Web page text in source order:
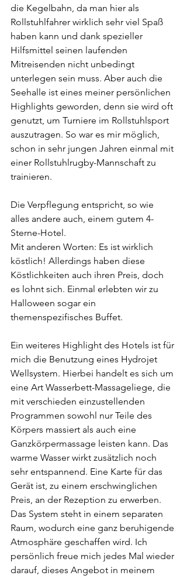
die Kegelbahn, da man hier als
Rollstuhlfahrer wirklich sehr viel Spaß
haben kann und dank spezieller
Hilfsmittel seinen laufenden
Mitreisenden nicht unbedingt
unterlegen sein muss. Aber auch die
Seehalle ist eines meiner persönlichen
Highlights geworden, denn sie wird oft
genutzt, um Turniere im Rollstuhlsport
auszutragen. So war es mir möglich,
schon in sehr jungen Jahren einmal mit
einer Rollstuhlrugby-Mannschaft zu
trainieren.
Die Verpflegung entspricht, so wie
alles andere auch, einem gutem 4-
Sterne-Hotel.
Mit anderen Worten: Es ist wirklich
köstlich! Allerdings haben diese
Köstlichkeiten auch ihren Preis, doch
es lohnt sich. Einmal erlebten wir zu
Halloween sogar ein
themenspezifisches Buffet.
Ein weiteres Highlight des Hotels ist für
mich die Benutzung eines Hydrojet
Wellsystem. Hierbei handelt es sich um
eine Art Wasserbett-Massageliege, die
mit verschieden einzustellenden
Programmen sowohl nur Teile des
Körpers massiert als auch eine
Ganzkörpermassage leisten kann. Das
warme Wasser wirkt zusätzlich noch
sehr entspannend. Eine Karte für das
Gerät ist, zu einem erschwinglichen
Preis, an der Rezeption zu erwerben.
Das System steht in einem separaten
Raum, wodurch eine ganz beruhigende
Atmosphäre geschaffen wird. Ich
persönlich freue mich jedes Mal wieder
darauf, dieses Angebot in meinem